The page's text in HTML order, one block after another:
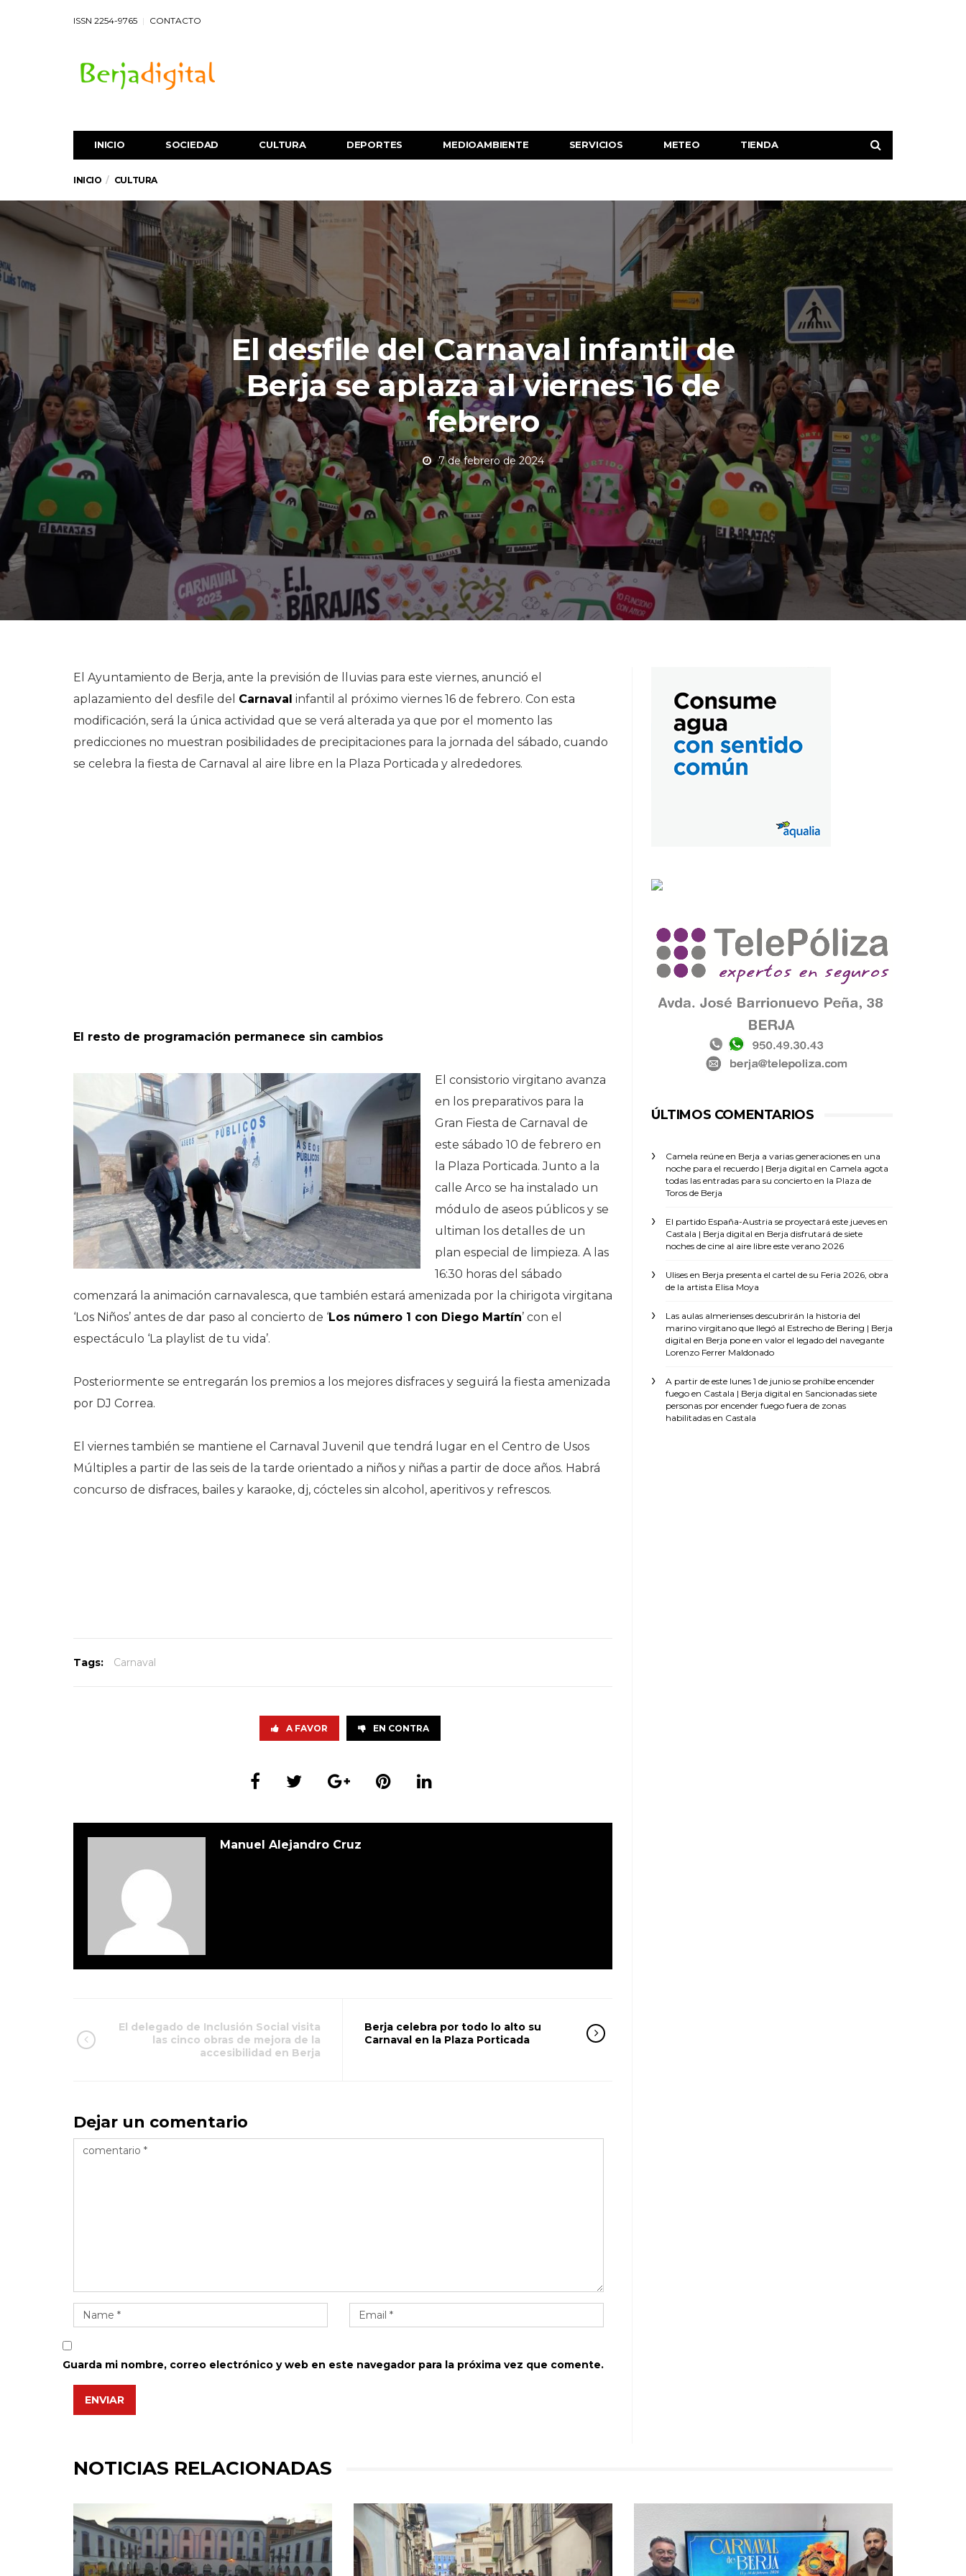
ISSN 2254-9765 CONTACTO
INICIO SOCIEDAD CULTURA DEPORTES MEDIOAMBIENTE SERVICIOS METEO TIENDA
INICIO CULTURA
El desfile del Carnaval infantil de
Berja se aplaza al viernes 16 de
febrero
7 de febrero de 2024
El Ayuntamiento de Berja, ante la previsión de lluvias para este viernes, anunció el
aplazamiento del desfile del Carnaval infantil al próximo viernes 16 de febrero. Con esta
modificación, será la única actividad que se verá alterada ya que por el momento las
predicciones no muestran posibilidades de precipitaciones para la jornada del sábado, cuando
se celebra la fiesta de Carnaval al aire libre en la Plaza Porticada y alrededores.
El resto de programación permanece sin cambios
El consistorio virgitano avanza
en los preparativos para la
Gran Fiesta de Carnaval de
este sábado 10 de febrero en
la Plaza Porticada. Junto a la
calle Arco se ha instalado un
módulo de aseos públicos y se
ultiman los detalles de un
plan especial de limpieza. A las
16:30 horas del sábado
comenzará la animación carnavalesca, que también estará amenizada por la chirigota virgitana
‘Los Niños’ antes de dar paso al concierto de ‘Los número 1 con Diego Martín’ con el
espectáculo ‘La playlist de tu vida’.
Posteriormente se entregarán los premios a los mejores disfraces y seguirá la fiesta amenizada
por DJ Correa.
El viernes también se mantiene el Carnaval Juvenil que tendrá lugar en el Centro de Usos
Múltiples a partir de las seis de la tarde orientado a niños y niñas a partir de doce años. Habrá
concurso de disfraces, bailes y karaoke, dj, cócteles sin alcohol, aperitivos y refrescos.
Tags: Carnaval
A FAVOR EN CONTRA
Manuel Alejandro Cruz
El delegado de Inclusión Social visita
las cinco obras de mejora de la
accesibilidad en Berja
Berja celebra por todo lo alto su
Carnaval en la Plaza Porticada
Dejar un comentario
Guarda mi nombre, correo electrónico y web en este navegador para la próxima vez que comente.
ENVIAR
ÚLTIMOS COMENTARIOS
Camela reúne en Berja a varias generaciones en una
noche para el recuerdo | Berja digital en Camela agota
todas las entradas para su concierto en la Plaza de
Toros de Berja
El partido España-Austria se proyectará este jueves en
Castala | Berja digital en Berja disfrutará de siete
noches de cine al aire libre este verano 2026
Ulises en Berja presenta el cartel de su Feria 2026, obra
de la artista Elisa Moya
Las aulas almerienses descubrirán la historia del
marino virgitano que llegó al Estrecho de Bering | Berja
digital en Berja pone en valor el legado del navegante
Lorenzo Ferrer Maldonado
A partir de este lunes 1 de junio se prohíbe encender
fuego en Castala | Berja digital en Sancionadas siete
personas por encender fuego fuera de zonas
habilitadas en Castala
NOTICIAS RELACIONADAS